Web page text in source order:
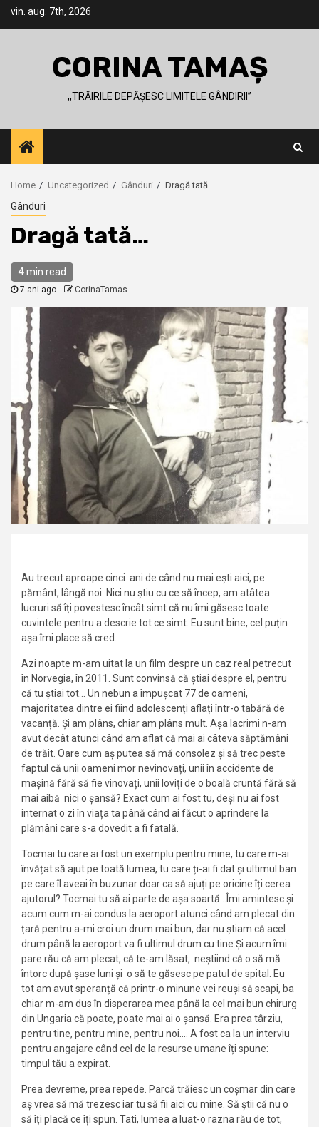
Skipvin. aug. 7th, 2026
CORINA TAMAȘ
,,TRĂIRILE DEPĂȘESC LIMITELE GÂNDIRII’’
Home Uncategorized Gânduri Dragă tată…
Gânduri
Dragă tată…
4 min read
7 ani ago CorinaTamas
Au trecut aproape cinci ani de când nu mai ești aici, pe
pământ, lângă noi. Nici nu știu cu ce să încep, am atâtea
lucruri să îți povestesc încât simt că nu îmi găsesc toate
cuvintele pentru a descrie tot ce simt. Eu sunt bine, cel puțin
așa îmi place să cred.
Azi noapte m-am uitat la un film despre un caz real petrecut
în Norvegia, în 2011. Sunt convinsă că știai despre el, pentru
că tu știai tot… Un nebun a împușcat 77 de oameni,
majoritatea dintre ei fiind adolescenți aflați într-o tabără de
vacanță. Și am plâns, chiar am plâns mult. Așa lacrimi n-am
avut decât atunci când am aflat că mai ai câteva săptămâni
de trăit. Oare cum aș putea să mă consolez și să trec peste
faptul că unii oameni mor nevinovați, unii în accidente de
mașină fără să fie vinovați, unii loviți de o boală cruntă fără să
mai aibă nici o șansă? Exact cum ai fost tu, deși nu ai fost
internat o zi în viața ta până când ai făcut o aprindere la
plămâni care s-a dovedit a fi fatală.
Tocmai tu care ai fost un exemplu pentru mine, tu care m-ai
învățat să ajut pe toată lumea, tu care ți-ai fi dat și ultimul ban
pe care îl aveai în buzunar doar ca să ajuți pe oricine îți cerea
ajutorul? Tocmai tu să ai parte de așa soartă…Îmi amintesc și
acum cum m-ai condus la aeroport atunci când am plecat din
țară pentru a-mi croi un drum mai bun, dar nu știam că acel
drum până la aeroport va fi ultimul drum cu tine.Și acum îmi
pare rău că am plecat, că te-am lăsat, neștiind că o să mă
întorc după șase luni și o să te găsesc pe patul de spital. Eu
tot am avut speranță că printr-o minune vei reuși să scapi, ba
chiar m-am dus în disperarea mea până la cel mai bun chirurg
din Ungaria că poate, poate mai ai o șansă. Era prea târziu,
pentru tine, pentru mine, pentru noi…. A fost ca la un interviu
pentru angajare când cel de la resurse umane îți spune:
timpul tău a expirat.
Prea devreme, prea repede. Parcă trăiesc un coșmar din care
aș vrea să mă trezesc iar tu să fii aici cu mine. Să știi că nu o
să îți placă ce îți spun. Tati, lumea a luat-o razna rău de tot,